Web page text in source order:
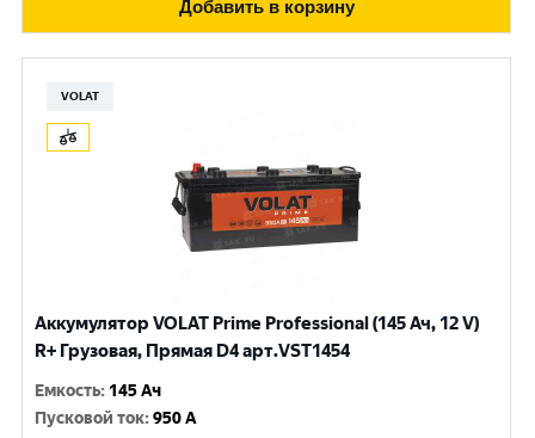
Добавить в корзину
VOLAT
Аккумулятор VOLAT Prime Professional (145 Ач, 12 V)
R+ Грузовая, Прямая D4 арт.VST1454
Емкость: 145 Ач
Пусковой ток:950 A